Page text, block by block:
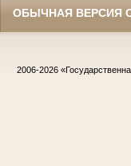
ОБЫЧНАЯ ВЕРСИЯ
2006-2026